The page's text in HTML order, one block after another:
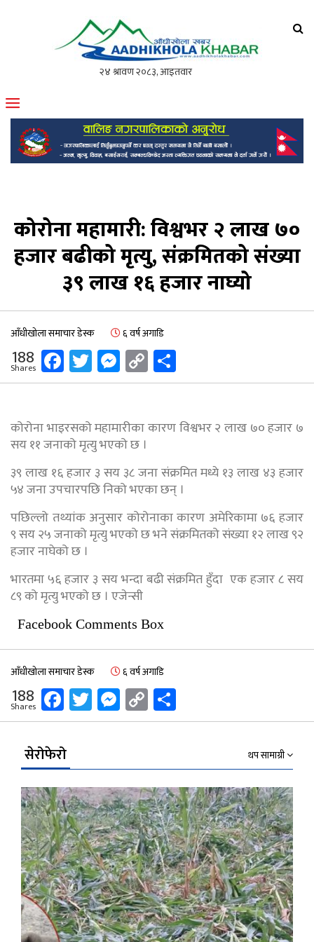
मोफसलकै लोकप्रिय अनलाइन पत्रिका
कोरोना महामारी: विश्वभर २ लाख ७०
हजार बढीको मृत्यु, संक्रमितको संख्या
३९ लाख १६ हजार नाघ्यो
आँधीखोला समाचार डेस्क ६ वर्ष अगाडि
188
Shares Facebook
Twitter
Messenger
Copy
Link
कोरोना भाइरसको महामारीका कारण विश्वभर २ लाख ७० हजार ७
सय ११ जनाको मृत्यु भएको छ ।
३९ लाख १६ हजार ३ सय ३८ जना संक्रमित मध्ये १३ लाख ४३ हजार
५४ जना उपचारपछि निको भएका छन् ।
पछिल्लो तथ्यांक अनुसार कोरोनाका कारण अमेरिकामा ७६ हजार
९ सय २५ जनाको मृत्यु भएको छ भने संक्रमितको संख्या १२ लाख ९२
हजार नाघेको छ ।
भारतमा ५६ हजार ३ सय भन्दा बढी संक्रमित हुँदा एक हजार ८ सय
८९ को मृत्यु भएको छ । एजेन्सी
Facebook Comments Box
आँधीखोला समाचार डेस्क ६ वर्ष अगाडि
188
Shares Facebook
Twitter
Messenger
Copy
Link
सेरोफेरो थप सामाग्री